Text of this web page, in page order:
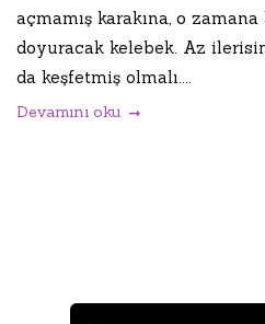
açmamış karakına, o
doyuracak kelebek. Az
da keşfetmiş olmalı....
Devamını oku